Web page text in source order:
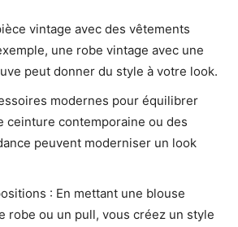
vintage avec des vêtements
une robe vintage avec une
peut donner du style à votre look.
modernes pour équilibrer
ceinture contemporaine ou des
peuvent moderniser un look
: En mettant une blouse
robe ou un pull, vous créez un style